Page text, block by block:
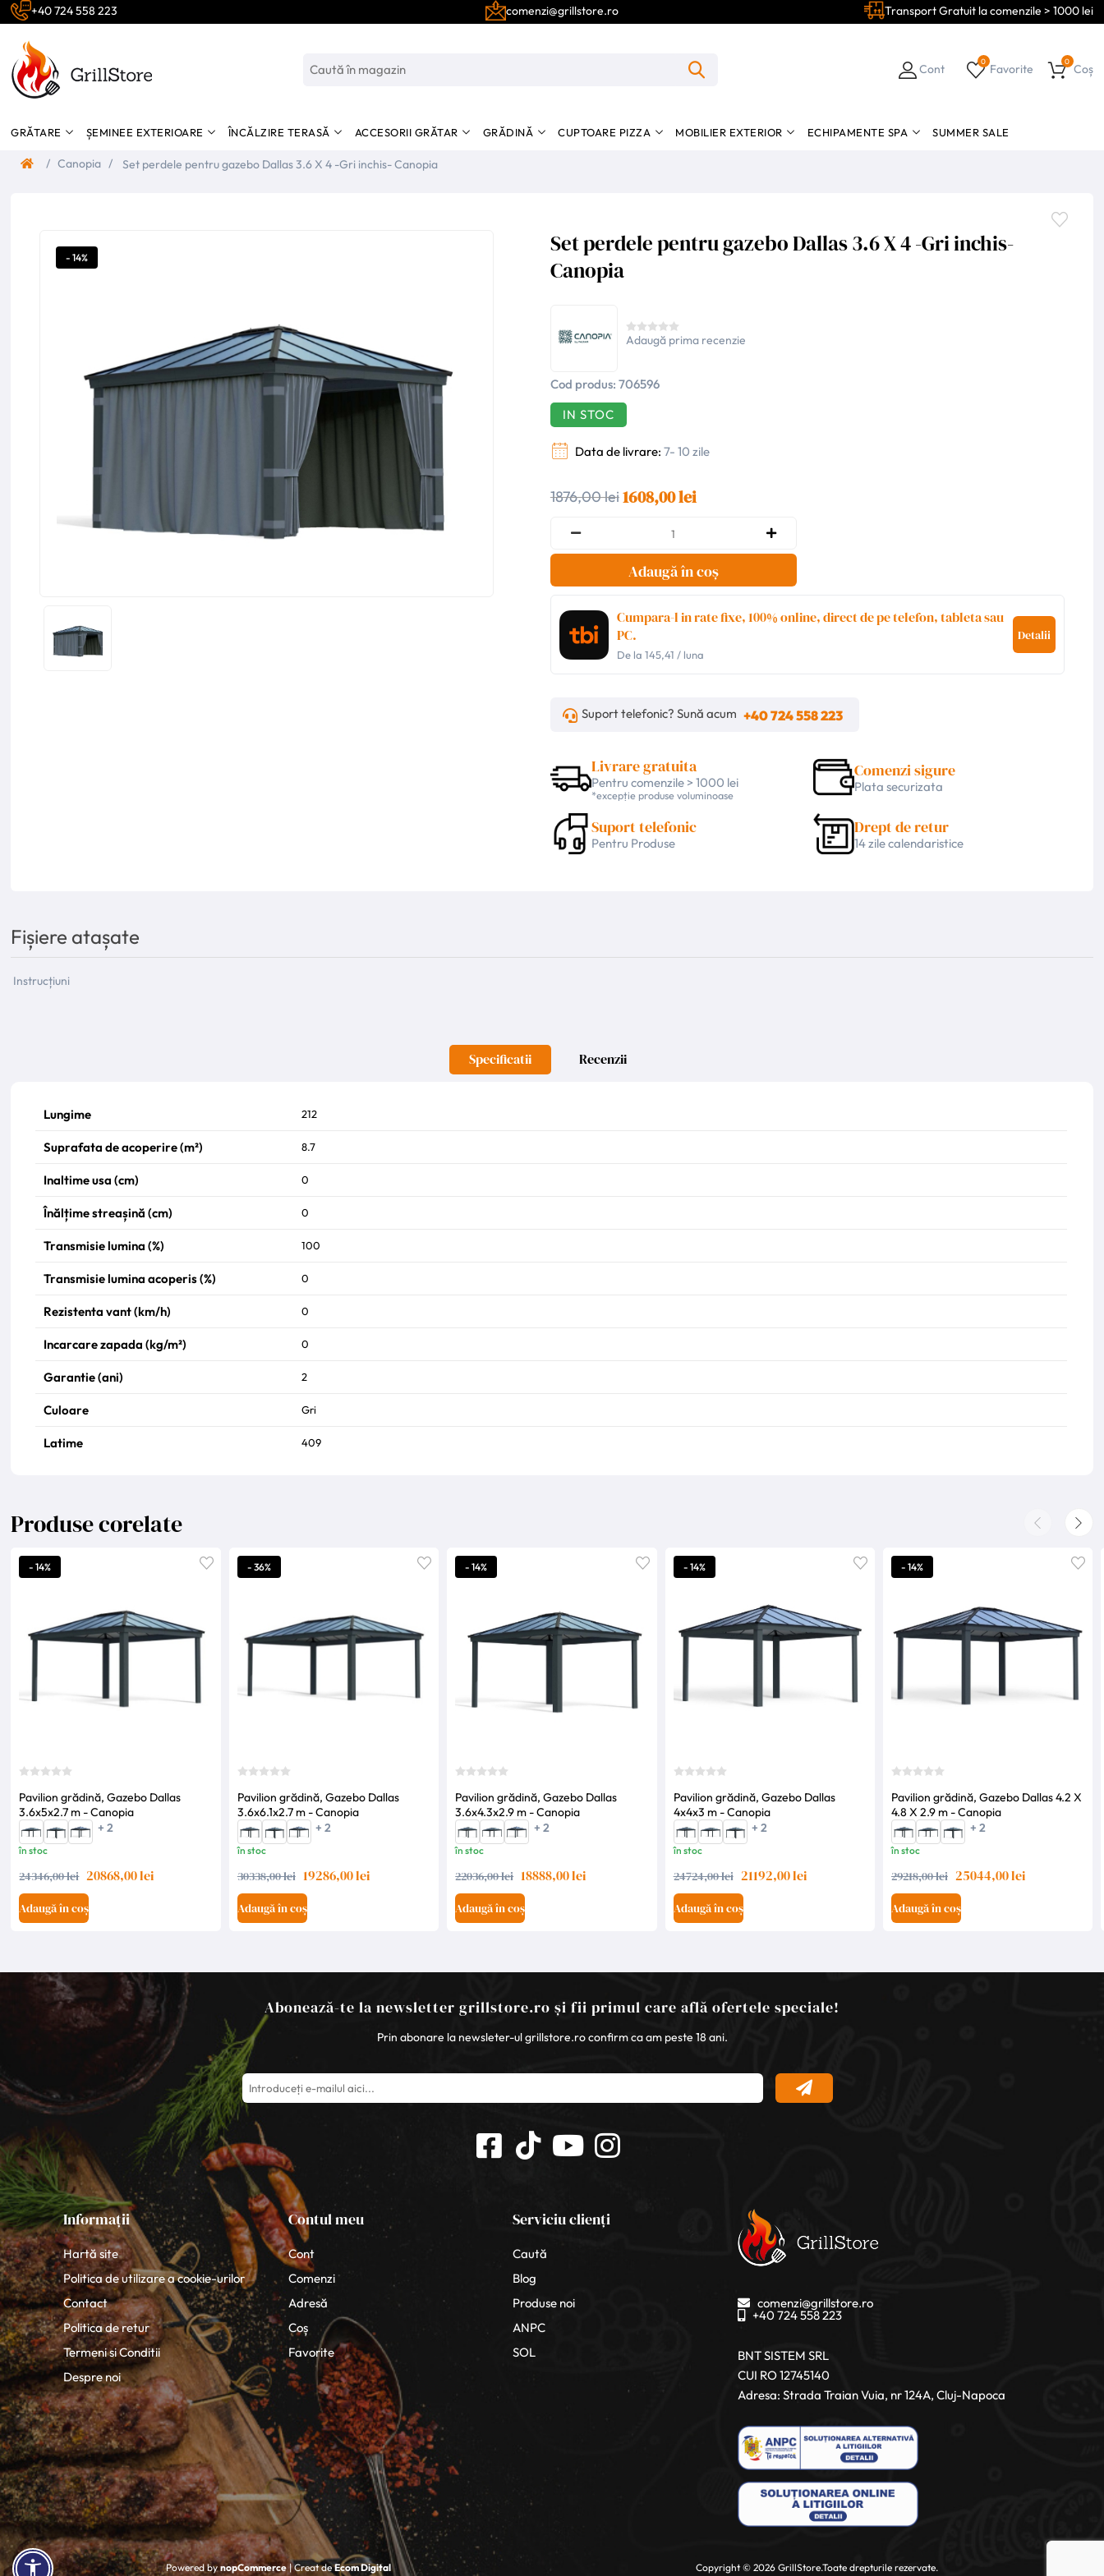
+40 724 558 223 comenzi@grillstore.ro Transport Gratuit la comenzile > 1000 lei
Cont Favorite
0
Coș
0
GRĂTARE ȘEMINEE EXTERIOARE ÎNCĂLZIRE TERASĂ ACCESORII GRĂTAR GRĂDINĂ CUPTOARE PIZZA MOBILIER EXTERIOR ECHIPAMENTE SPA SUMMER SALE
/ Canopia / Set perdele pentru gazebo Dallas 3.6 X 4 -Gri inchis- Canopia
- 14%
Set perdele pentru gazebo Dallas 3.6 X 4 -Gri inchis-
Canopia
Adaugă prima recenzie
Cod produs: 706596
IN STOC
Data de livrare: 7- 10 zile
1876,00 lei1608,00 lei
Adaugă în coș
Cumpara-l in rate fixe, 100% online, direct de pe telefon, tableta sau
PC.
De la 145,41 / luna
Detalii
Suport telefonic? Sună acum +40 724 558 223
Livrare gratuita
Pentru comenzile > 1000 lei
*excepție produse voluminoase
Comenzi sigure
Plata securizata
Suport telefonic
Pentru Produse
Drept de retur
14 zile calendaristice
Fișiere atașate
Instrucțiuni
Specificatii Recenzii
Lungime 212
Suprafata de acoperire (m²) 8.7
Inaltime usa (cm) 0
Înălțime streașină (cm) 0
Transmisie lumina (%) 100
Transmisie lumina acoperis (%) 0
Rezistenta vant (km/h) 0
Incarcare zapada (kg/m²) 0
Garantie (ani) 2
Culoare Gri
Latime 409
Produse corelate
- 14%
Pavilion grădină, Gazebo Dallas
3.6x5x2.7 m - Canopia
+ 2
în stoc
24346,00 lei 20868,00 lei
Adaugă în coș
- 36%
Pavilion grădină, Gazebo Dallas
3.6x6.1x2.7 m - Canopia
+ 2
în stoc
30338,00 lei 19286,00 lei
Adaugă în coș
- 14%
Pavilion grădină, Gazebo Dallas
3.6x4.3x2.9 m - Canopia
+ 2
în stoc
22036,00 lei 18888,00 lei
Adaugă în coș
- 14%
Pavilion grădină, Gazebo Dallas
4x4x3 m - Canopia
+ 2
în stoc
24724,00 lei 21192,00 lei
Adaugă în coș
- 14%
Pavilion grădină, Gazebo Dallas 4.2 X
4.8 X 2.9 m - Canopia
+ 2
în stoc
29218,00 lei 25044,00 lei
Adaugă în coș
Abonează-te la newsletter grillstore.ro și fii primul care află ofertele speciale!
Prin abonare la newsleter-ul grillstore.ro confirm ca am peste 18 ani.
Informații
Hartă site
Politica de utilizare a cookie-urilor
Contact
Politica de retur
Termeni si Conditii
Despre noi
Contul meu
Cont
Comenzi
Adresă
Coș
Favorite
Serviciu clienți
Caută
Blog
Produse noi
ANPC
SOL
comenzi@grillstore.ro
+40 724 558 223
BNT SISTEM SRL
CUI RO 12745140
Adresa: Strada Traian Vuia, nr 124A, Cluj-Napoca
Copyright © 2026 GrillStore.Toate drepturile rezervate.
Powered bynopCommerce| Creat deEcom Digital